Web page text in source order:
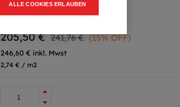
Packung (75 m2)
205,50€ 241,76€ (15% OFF)
246,60 € inkl. Mwst
2,74 € / m2
ALLE COOKIES ERLAUBEN